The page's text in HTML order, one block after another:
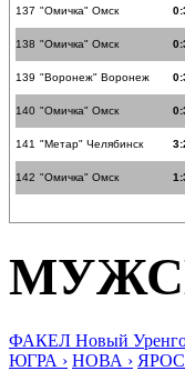
137 "Омичка" Омск
138 "Омичка" Омск
139 "Воронеж" Воронеж
140 "Омичка" Омск
141 "Метар" Челябинск
142 "Омичка" Омск
ФАКЕЛ Новый
ЮГРА › НОВА ›